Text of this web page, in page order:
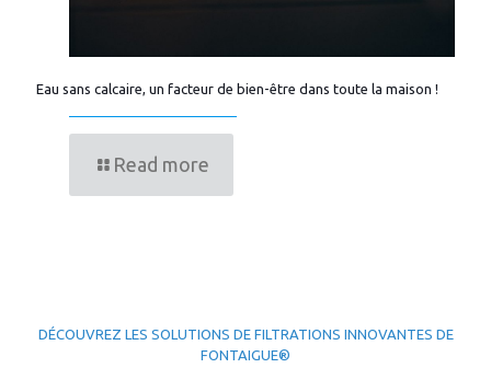
Eau sans calcaire, un facteur de bien-être dans toute la maison !
Read more
DÉCOUVREZ LES SOLUTIONS DE FILTRATIONS INNOVANTES DE
FONTAIGUE®